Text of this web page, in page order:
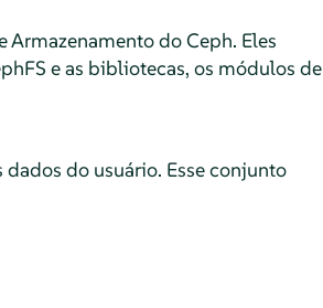
do Ceph. Eles
e as bibliotecas, os módulos de
do usuário. Esse conjunto